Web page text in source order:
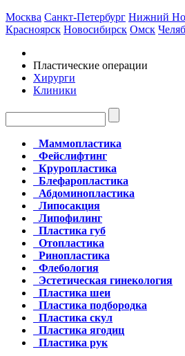
Москва Санкт-Петербург Нижний
Красноярск Новосибирск Омск
Пластические операции
Хирурги
Клиники
Маммопластика
Фейслифтинг
Круропластика
Блефаропластика
Абдоминопластика
Липосакция
Липофилинг
Пластика губ
Отопластика
Ринопластика
Флебология
Эстетическая гинекология
Пластика шеи
Пластика подбородка
Пластика скул
Пластика ягодиц
Пластика рук